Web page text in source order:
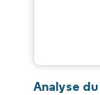
Analyse